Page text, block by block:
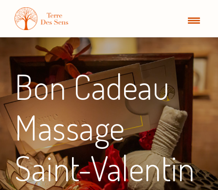
Bon Cadeau
Massage
Saint-Valentin